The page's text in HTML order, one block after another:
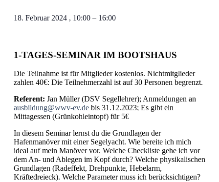
18. Februar 2024 , 10:00 – 16:00
1-TAGES-SEMINAR IM BOOTSHAUS
Die Teilnahme ist für Mitglieder kostenlos. Nichtmitglieder
zahlen 40€: Die Teilnehmerzahl ist auf 30 Personen begrenzt.
Referent: Jan Müller (DSV Segellehrer); Anmeldungen an
ausbildung@wwv-ev.de bis 31.12.2023; Es gibt ein
Mittagessen (Grünkohleintopf) für 5€
In diesem Seminar lernst du die Grundlagen der
Hafenmanöver mit einer Segelyacht. Wie bereite ich mich
ideal auf mein Manöver vor. Welche Checkliste gehe ich vor
dem An- und Ablegen im Kopf durch? Welche physikalischen
Grundlagen (Radeffekt, Drehpunkte, Hebelarm,
Kräftedreieck). Welche Parameter muss ich berücksichtigen?